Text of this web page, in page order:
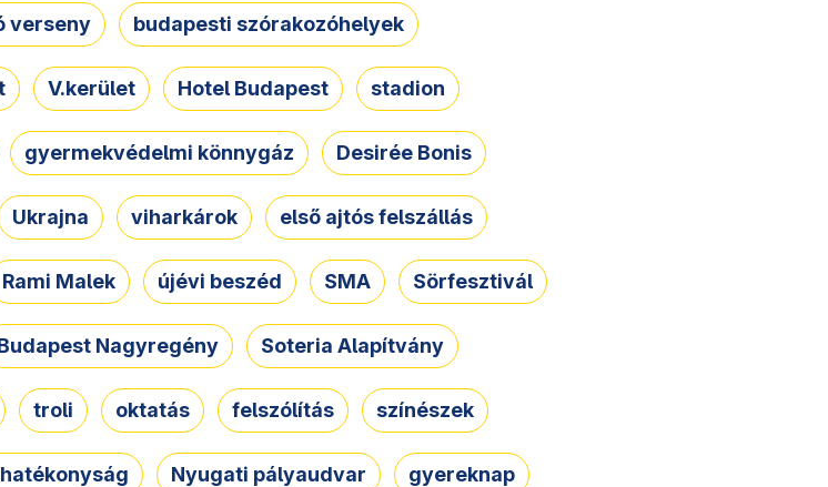
verseny budapesti szórakozóhelyek
V.kerület Hotel Budapest stadion
gyermekvédelmi könnygáz Desirée Bonis
Ukrajna viharkárok első ajtós felszállás
Rami Malek újévi beszéd SMA Sörfesztivál
Nagyregény Soteria Alapítvány
troli oktatás felszólítás színészek
Nyugati pályaudvar gyereknap